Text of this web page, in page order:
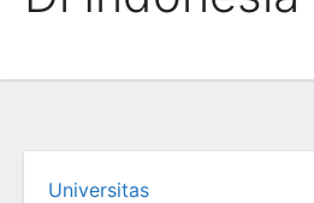
Universitas